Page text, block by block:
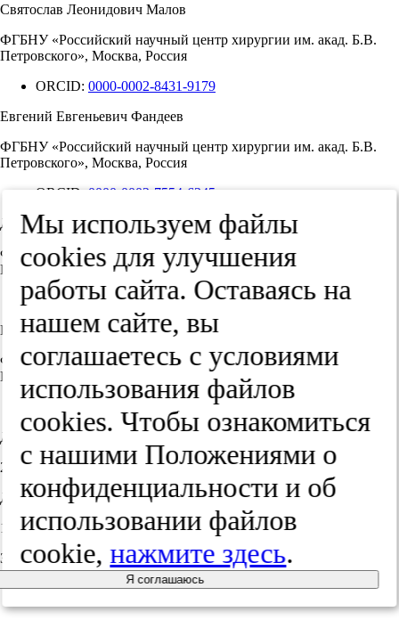
Святослав Леонидович Малов
ФГБНУ «Российский научный центр хирургии им. акад. Б.В.
Петровского», Москва, Россия
ORCID: 0000-0002-8431-9179
Евгений Евгеньевич Фандеев
ФГБНУ «Российский научный центр хирургии им. акад. Б.В.
Петровского», Москва, Россия
ORCID: 0000-0002-7554-6345
Джамиля Назимовна Мазанова
ФГБНУ «Российский научный центр хирургии им. акад. Б.В.
Петровского», Москва, Россия
ORCID:0009-0001-1569-9980
Евгений Александрович Киценко
ФГБНУ «Российский научный центр хирургии им. акад. Б.В.
Петровского», Москва, Россия
0000-0002-8268-3129
Дата поступления:
29.11.2025
Дата принятия в печать:
12.12.2025
Закрыть метаданные
Мы используем файлы
cооkies для улучшения
работы сайта. Оставаясь на
нашем сайте, вы
соглашаетесь с условиями
использования файлов
cооkies. Чтобы ознакомиться
с нашими Положениями о
конфиденциальности и об
использовании файлов
cookie,нажмите здесь.
Я соглашаюсь